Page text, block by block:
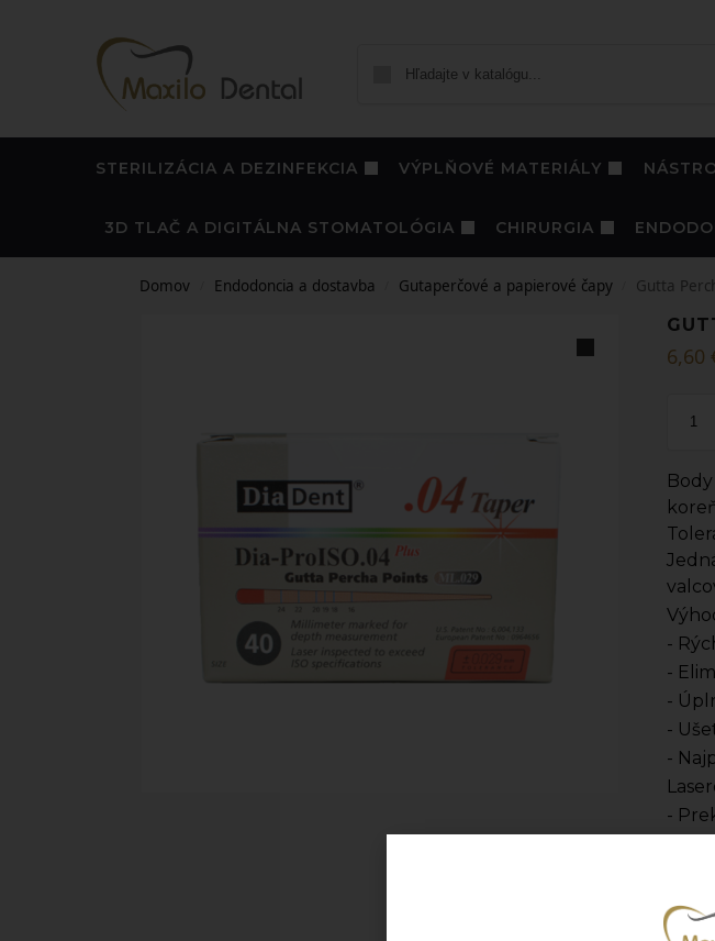
STERILIZÁCIA A DEZINFEKCIA VÝPLŇOVÉ MATERIÁLY
3D TLAČ A DIGITÁLNA STOMATOLÓGIA CHIRURGIA
Domov Endodoncia a dostavba Gutaperčové a papierové čapy Gutta
6,60
-
-
-
-
-
-
-
-
1/